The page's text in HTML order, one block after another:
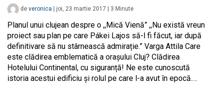
de veronica joi, 23 martie 2017 3 Minute
Planul unui clujean despre o ,,Mică Vienă” ,,Nu există vreun
proiect sau plan pe care Pákei Lajos să-l fi făcut, iar după
definitivare să nu stârnească admirație.” Varga Attila Care
este clădirea emblematică a orașului Cluj? Clădirea
Hotelului Continental, cu siguranță! Ne este cunoscută
istoria acestui edificiu și rolul pe care l-a avut în epocă.…